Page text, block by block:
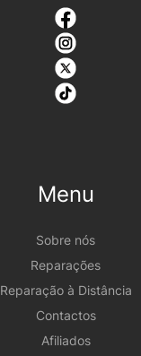
Menu
Sobre nós
Reparações
Reparação à Distância
Contactos
Afiliados